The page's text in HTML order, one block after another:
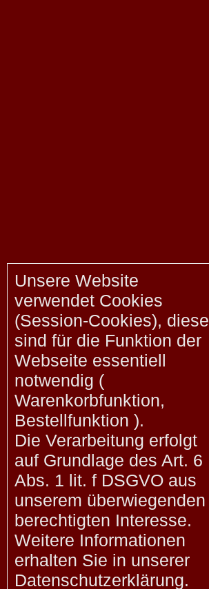
Unsere Website
verwendet Cookies
(Session-Cookies), diese
sind für die Funktion der
Webseite essentiell
notwendig (
Warenkorbfunktion,
Bestellfunktion ).
Die Verarbeitung erfolgt
auf Grundlage des Art. 6
Abs. 1 lit. f DSGVO aus
unserem überwiegenden
berechtigten Interesse.
Weitere Informationen
erhalten Sie in unserer
Datenschutzerklärung.